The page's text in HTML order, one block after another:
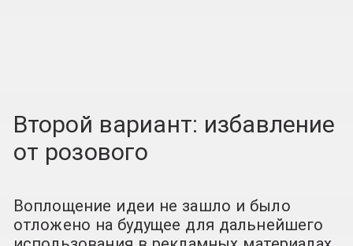
Второй вариант: избавление
от розового
Воплощение идеи не зашло и было
отложено на будущее для дальнейшего